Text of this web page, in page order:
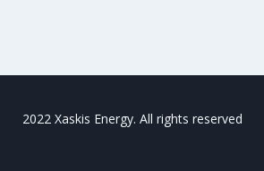
2022 Xaskis Energy. All rights reserved